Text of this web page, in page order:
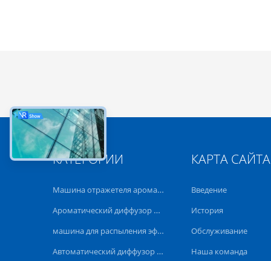
КАТЕГОРИИ
Машина отражетеля ароматности
Ароматический диффузор Машина
машина для распыления эфирных масел
Автоматический диффузор аромата
КАРТА САЙТА
Введение
История
Обслуживание
Наша команда